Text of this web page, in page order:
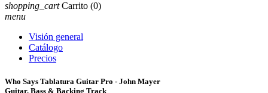
shopping_cart Carrito (0)
menu
Visión general
Catálogo
Precios
Who Says Tablatura Guitar Pro - John Mayer
Guitar, Bass & Backing Track